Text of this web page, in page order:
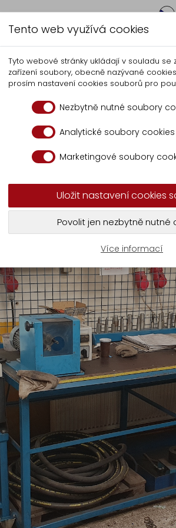
nach Kundenwunsch
und
setzen
Tento web využívá cookies
Tyto webové stránky ukládají v souladu se
zařízení soubory, obecně nazývané
prosím nastavení cookies souborů pro
Nezbytně nutné soubory
Analytické soubory cookies
Marketingové soubory
Uložit nastavení cookies
Povolit jen nezbytně nutné
Více informací